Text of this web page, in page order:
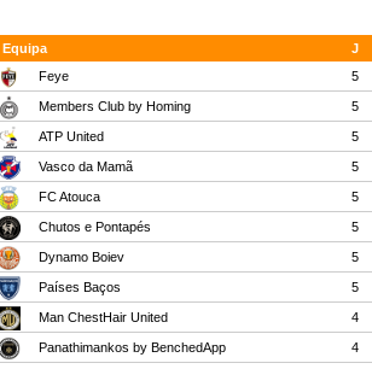
Equipa J
Feye 5
Members Club by Homing 5
ATP United 5
Vasco da Mamã 5
FC Atouca 5
Chutos e Pontapés 5
Dynamo Boiev 5
Países Baços 5
Man ChestHair United 4
Panathimankos by BenchedApp 4